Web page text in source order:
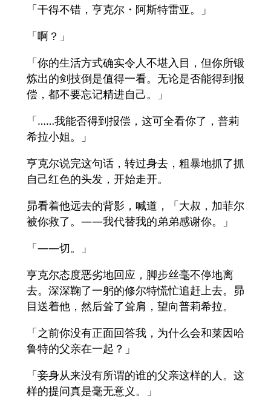
「干得不错，亨克尔・阿斯特雷亚。」
「啊？」
「你的生活方式确实令人不堪入目，但你所锻
炼出的剑技倒是值得一看。无论是否能得到报
偿，都不要忘记精进自己。」
「……我能否得到报偿，这可全看你了，普莉
希拉小姐。」
亨克尔说完这句话，转过身去，粗暴地抓了抓
自己红色的头发，开始走开。
昴看着他远去的背影，喊道，「大叔，加菲尔
被你救了。——我代替我的弟弟感谢你。」
「——切。」
亨克尔态度恶劣地回应，脚步丝毫不停地离
去。深深鞠了一躬的修尔特慌忙追赶上去。昴
目送着他，然后耸了耸肩，望向普莉希拉。
「之前你没有正面回答我，为什么会和莱因哈
鲁特的父亲在一起？」
「妾身从来没有所谓的谁的父亲这样的人。这
样的提问真是毫无意义。」